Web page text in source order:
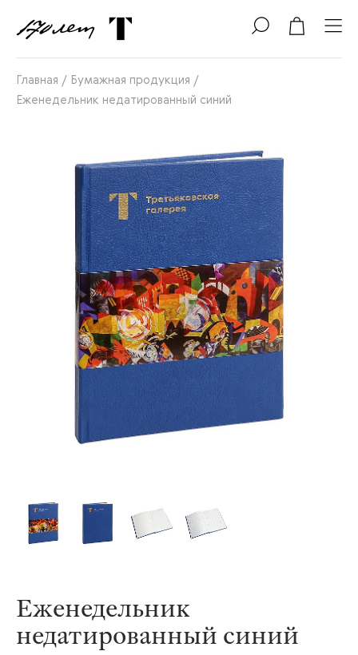
Главная / Бумажная продукция /
Еженедельник недатированный синий
Еженедельник
недатированный синий